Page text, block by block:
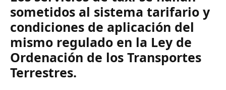
sometidos al sistema tarifario y
condiciones de aplicación del
mismo regulado en la Ley de
Ordenación de los Transportes
Terrestres.